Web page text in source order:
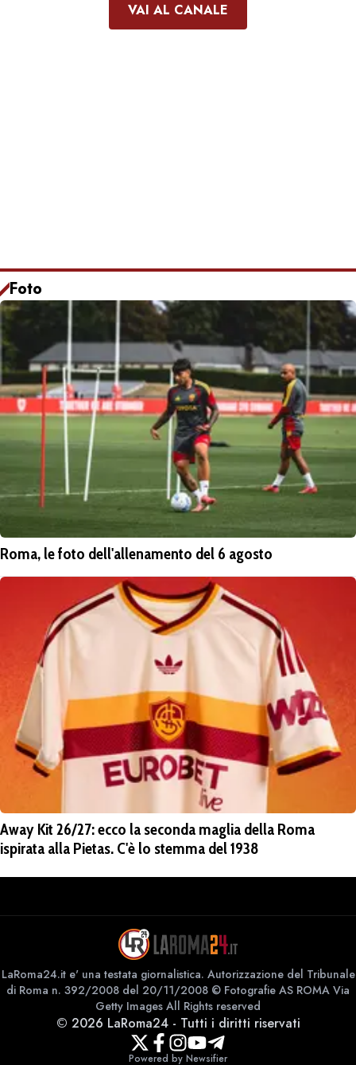
VAI AL CANALE
Foto
Roma, le foto dell'allenamento del 6 agosto
Away Kit 26/27: ecco la seconda maglia della Roma
ispirata alla Pietas. C'è lo stemma del 1938
LaRoma24.it e' una testata giornalistica. Autorizzazione del Tribunale
di Roma n. 392/2008 del 20/11/2008 © Fotografie AS ROMA Via
Getty Images All Rights reserved
© 2026 LaRoma24- Tutti i diritti riservati
Powered by Newsifier